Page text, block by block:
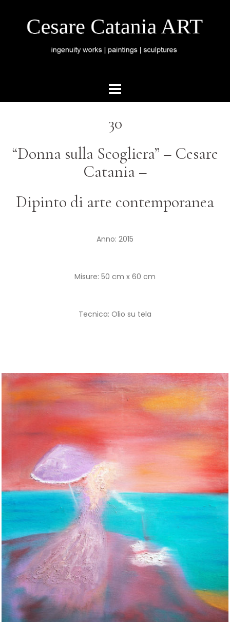
30
“Donna sulla Scogliera” – Cesare
Catania –
Dipinto di arte contemporanea
Anno: 2015
Misure: 50 cm x 60 cm
Tecnica: Olio su tela